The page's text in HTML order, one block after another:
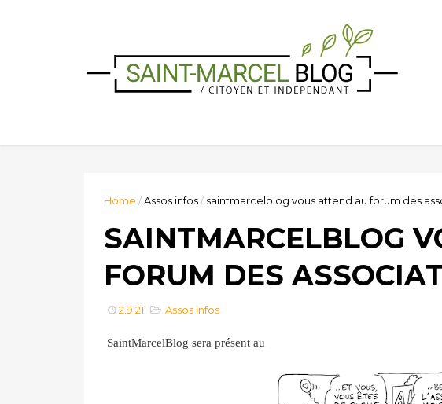
Home /Assos infos/ saintmarcelblog vous attend au forum des
SAINTMARCELBLOG
FORUM DES
2.9.21 Assos infos
SaintMarcelBlog sera présent au